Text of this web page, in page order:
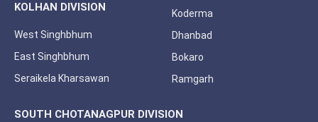
KOLHAN DIVISION
West Singhbhum
East Singhbhum
Seraikela Kharsawan
Koderma
Dhanbad
Bokaro
Ramgarh
SOUTH CHOTANAGPUR DIVISION